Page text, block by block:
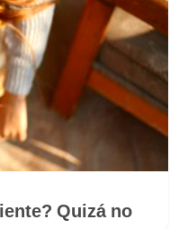
Quizá no